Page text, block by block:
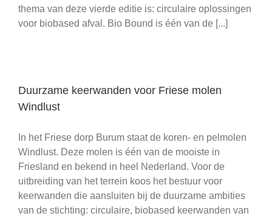
thema van deze vierde editie is: circulaire oplossingen
voor biobased afval. Bio Bound is één van de [...]
Duurzame keerwanden voor Friese molen
Windlust
In het Friese dorp Burum staat de koren- en pelmolen
Windlust. Deze molen is één van de mooiste in
Friesland en bekend in heel Nederland. Voor de
uitbreiding van het terrein koos het bestuur voor
keerwanden die aansluiten bij de duurzame ambities
van de stichting: circulaire, biobased keerwanden van